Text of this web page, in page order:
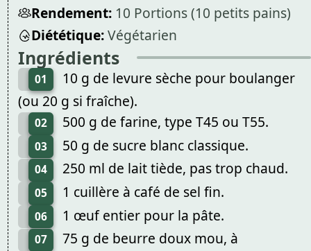
Rendement: 10 Portions (10 petits pains)
Diététique:Végétarien
Ingrédients
01
10 g de levure sèche pour boulanger
(ou 20 g si fraîche).
02 500 g de farine, type T45 ou T55.
03 50 g de sucre blanc classique.
04 250 ml de lait tiède, pas trop chaud.
05 1 cuillère à café de sel fin.
06 1 œuf entier pour la pâte.
07
75 g de beurre doux mou, à